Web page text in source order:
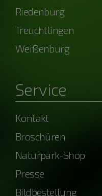
Riedenburg
Treuchtlingen
Weißenburg
Service
Kontakt
Broschüren
Naturpark-Shop
Presse
Bildbestellung